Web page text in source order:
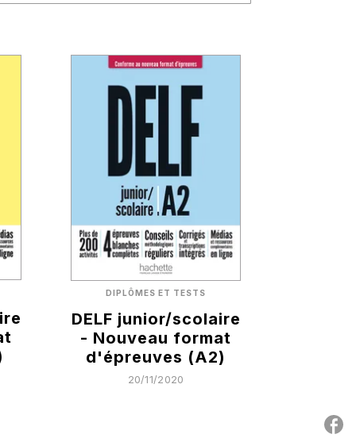
DIPLÔMES ET TESTS
DELF junior/scolaire
- Nouveau format
d'épreuves (A2)
20/11/2020